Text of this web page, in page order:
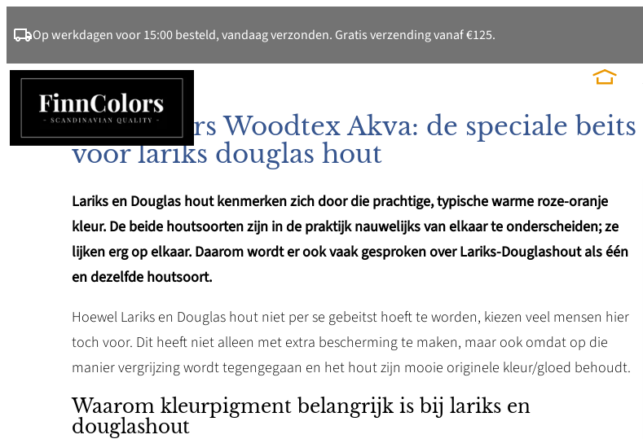
naar
de
inhoud
Op werkdagen voor 15:00 besteld, vandaag verzonden. Gratis verzending vanaf €125.
FinnColors Woodtex Akva: de speciale beits
voor lariks douglas hout
Lariks en Douglas hout kenmerken zich door die prachtige, typische warme roze-oranje
kleur. De beide houtsoorten zijn in de praktijk nauwelijks van elkaar te onderscheiden; ze
lijken erg op elkaar. Daarom wordt er ook vaak gesproken over Lariks-Douglashout als één
en dezelfde houtsoort.
Hoewel Lariks en Douglas hout niet per se gebeitst hoeft te worden, kiezen veel mensen hier
toch voor. Dit heeft niet alleen met extra bescherming te maken, maar ook omdat op die
manier vergrijzing wordt tegengegaan en het hout zijn mooie originele kleur/gloed behoudt.
Waarom kleurpigment belangrijk is bij lariks en
douglashout